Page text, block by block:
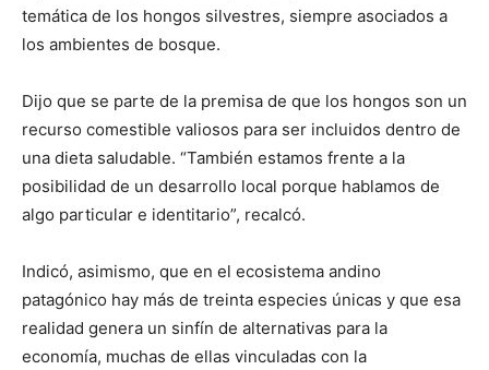
temática de los hongos silvestres, siempre asociados a
los ambientes de bosque.
Dijo que se parte de la premisa de que los hongos son un
recurso comestible valiosos para ser incluidos dentro de
una dieta saludable. “También estamos frente a la
posibilidad de un desarrollo local porque hablamos de
algo particular e identitario”, recalcó.
Indicó, asimismo, que en el ecosistema andino
patagónico hay más de treinta especies únicas y que esa
realidad genera un sinfín de alternativas para la
economía, muchas de ellas vinculadas con la